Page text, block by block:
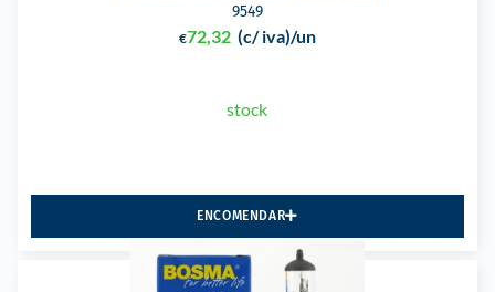
9549
€72,32 (c/ iva)/un
stock
ENCOMENDAR